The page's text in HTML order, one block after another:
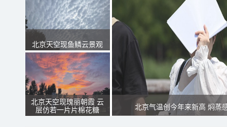
北京天空现鱼鳞云景观
北京天空现瑰丽朝霞 云
层仿若一片片棉花糖
北京气温创今年来新高 焖蒸